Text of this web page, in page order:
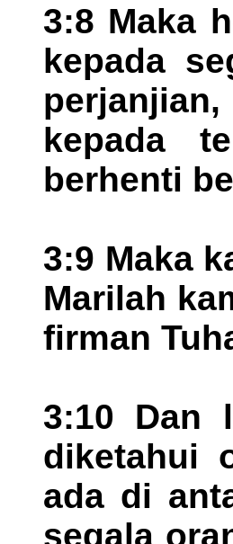
3:8 Maka
kepada
kepada
berhenti
3:9 Maka
Marilah
firman
3:10 Dan
diketahui
ada di
segala